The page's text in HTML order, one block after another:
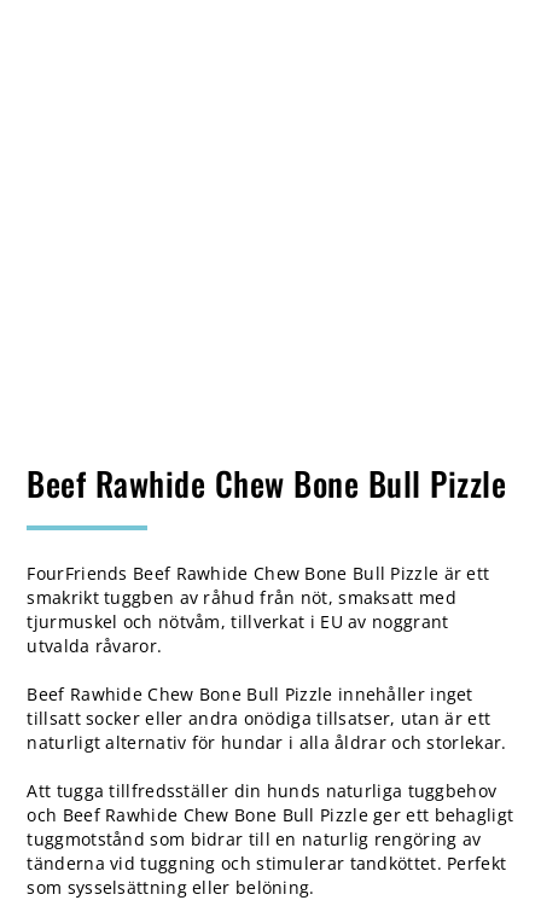
Beef Rawhide Chew Bone Bull Pizzle
FourFriends Beef Rawhide Chew Bone Bull Pizzle är ett
smakrikt tuggben av råhud från nöt, smaksatt med
tjurmuskel och nötvåm, tillverkat i EU av noggrant
utvalda råvaror.
Beef Rawhide Chew Bone Bull Pizzle innehåller inget
tillsatt socker eller andra onödiga tillsatser, utan är ett
naturligt alternativ för hundar i alla åldrar och storlekar.
Att tugga tillfredsställer din hunds naturliga tuggbehov
och Beef Rawhide Chew Bone Bull Pizzle ger ett behagligt
tuggmotstånd som bidrar till en naturlig rengöring av
tänderna vid tuggning och stimulerar tandköttet. Perfekt
som sysselsättning eller belöning.